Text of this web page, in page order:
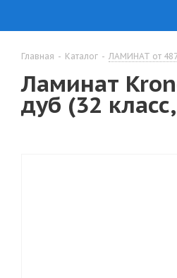
Главная - Каталог - ЛАМИНАТ от
Ламинат
дуб (32